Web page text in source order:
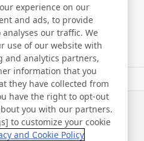
Contacto
experience on our
and ads, to provide
our traffic. We
use of our website with
and analytics partners,
information that you
they have collected from
have the right to opt-out
you with our partners.
to customize your cookie
and Cookie Policy